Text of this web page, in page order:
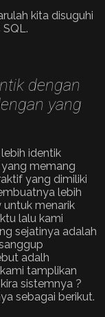
kita disuguhi
dengan
yang
identik
memang
yang dimiliki
lebih
untuk menarik
lalu kami
sejatinya adalah
adalh
tamplikan
sistemnya ?
sebagai berikut.